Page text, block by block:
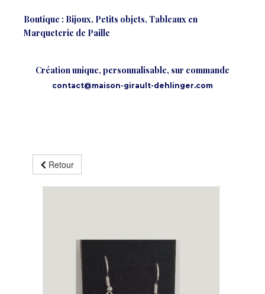
Boutique : Bijoux, Petits objets, Tableaux en
Marqueterie de Paille
Création unique, personnalisable, sur commande
contact@maison-girault-dehlinger.com
Retour